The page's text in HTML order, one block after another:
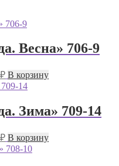
Весна» 706-9
₽Текущая
цена:
В корзину
Зима» 709-14
₽Текущая
цена:
В корзину